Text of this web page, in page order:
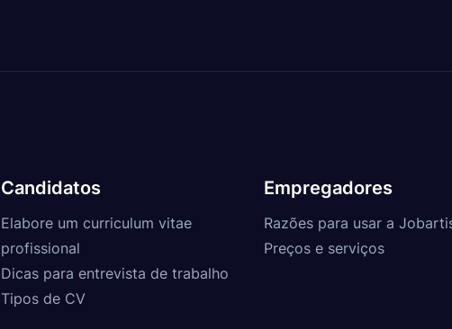
Candidatos
Elabore um curriculum vitae
profissional
Dicas para entrevista de trabalho
Tipos de CV
Empregadores
Razões para usar a
Preços e serviços